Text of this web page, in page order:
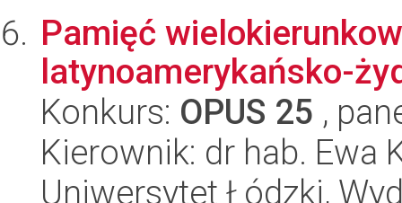
Pamięć
latynoamerykańsko-
Konkurs: OPUS 25 ,
Kierownik: dr hab. Ewa
Uniwersytet Łódzki,